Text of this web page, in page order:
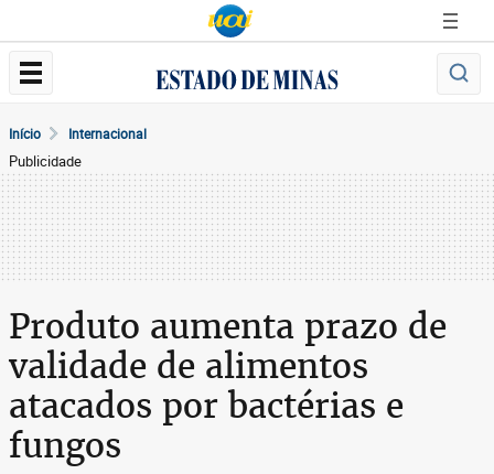
Início Internacional
Publicidade
Produto aumenta prazo de
validade de alimentos
atacados por bactérias e
fungos